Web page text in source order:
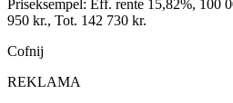
Priseksempel: Eff. rente 15,82%, 100
950 kr., Tot. 142 730 kr.
Cofnij
REKLAMA